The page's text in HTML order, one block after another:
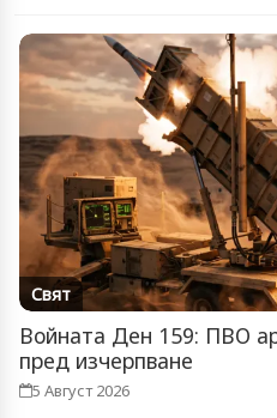
Свят
Войната Ден 159: ПВО
пред изчерпване
5 Август 2026